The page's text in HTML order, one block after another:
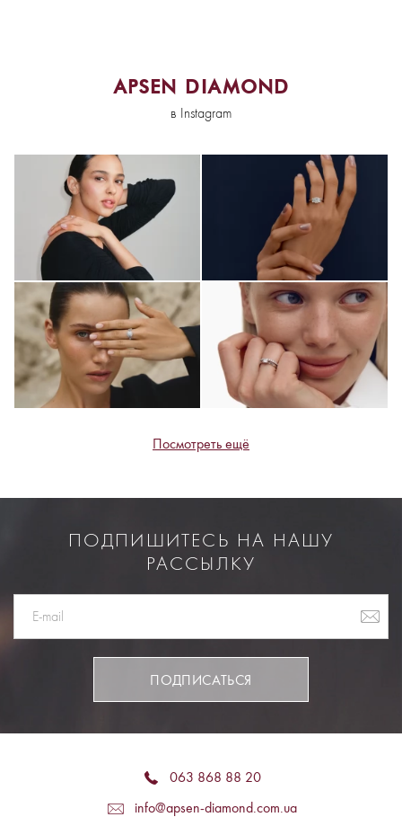
APSEN DIAMOND
в Instagram
Посмотреть ещё
ПОДПИШИТЕСЬ НА НАШУ
РАССЫЛКУ
ПОДПИСАТЬСЯ
063 868 88 20
info@apsen-diamond.com.ua